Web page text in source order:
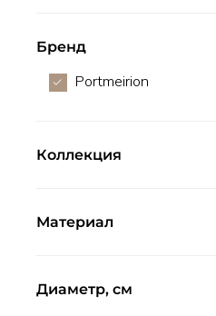
Бренд
Portmeirion
Коллекция
Материал
Диаметр, см